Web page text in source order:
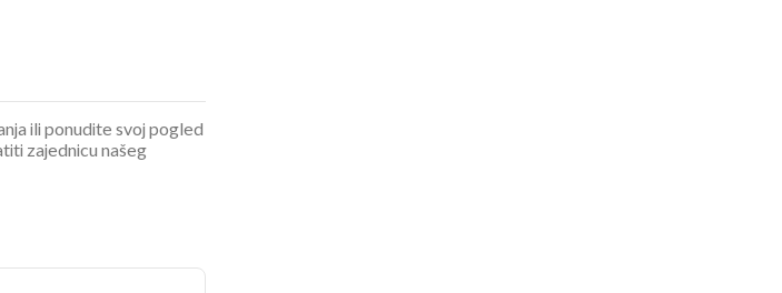
ili ponudite svoj pogled
zajednicu našeg